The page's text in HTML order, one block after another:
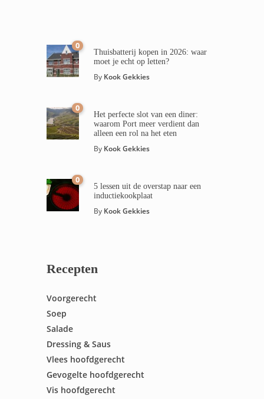
0
Thuisbatterij kopen in 2026: waar
moet je echt op letten?
By Kook Gekkies
0
Het perfecte slot van een diner:
waarom Port meer verdient dan
alleen een rol na het eten
By Kook Gekkies
0
5 lessen uit de overstap naar een
inductiekookplaat
By Kook Gekkies
Recepten
Voorgerecht
Soep
Salade
Dressing & Saus
Vlees hoofdgerecht
Gevogelte hoofdgerecht
Vis hoofdgerecht